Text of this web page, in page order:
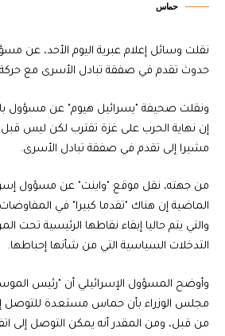
حماس
نقلت وسائل إعلام عبرية اليوم الأحد، عن
حدوث تقدم في صفقة تبادل الأسرى مع
ونقلت صحيفة "يسرائيل هيوم" عن مسؤول
إن نهاية الحرب على غزة تقترب لكن ليس
مشيرا إلى تقدم في صفقة تبادل الأسرى.
من جهته، نقل موقع "واينت" عن مسؤول
الماضية إن هناك "تقدما كبيرا" في
والتي يتم حاليا إبقاء نقاطها الرئيسية تحت
التدخلات السياسية التي من شأنها إحباطها.
وأوضح المسؤول الإسرائيلي أن "رئيس
مجلس الوزراء بأن حماس مستعدة للتوصل
من قبل، ومن المقدر أنه يمكن التوصل إلى